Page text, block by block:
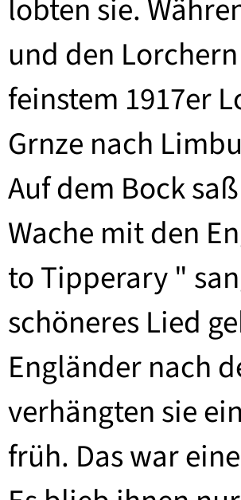
lobten sie.
und den
feinstem 1917er
Grnze nach
Auf dem Bock
Wache mit den
to Tipperary "
schöneres Lied
Engländer nach
verhängten sie
früh. Das war